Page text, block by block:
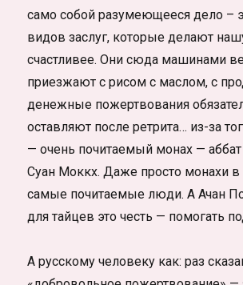
само собой разумеющееся дело –
видов заслуг, которые делают
счастливее. Они сюда машинами
приезжают с рисом с маслом, с
денежные пожертвования
оставляют после ретрита… из-за
— очень почитаемый монах —
Суан Моккх. Даже просто монахи в
самые почитаемые люди. А Ачан
для тайцев это честь — помогать
А русскому человеку как: раз